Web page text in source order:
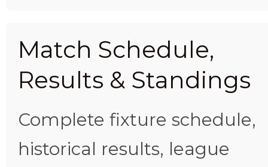
Match Schedule,
Results & Standings
Complete fixture schedule,
historical results, league